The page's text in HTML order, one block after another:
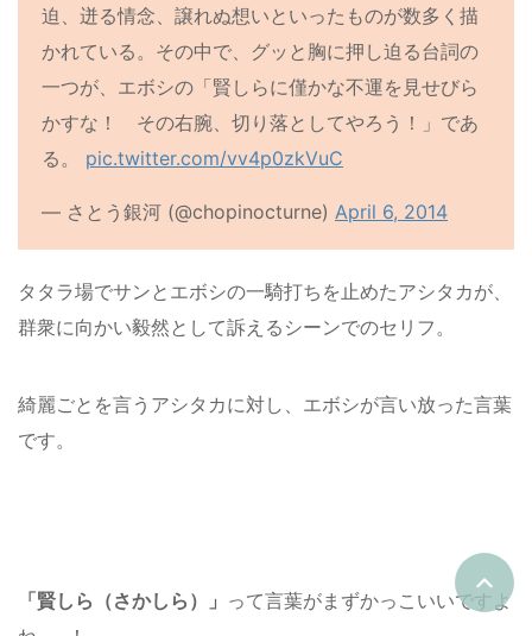
迫、迸る情念、譲れぬ想いといったものが数多く描
かれている。その中で、グッと胸に押し迫る台詞の
一つが、エボシの「賢しらに僅かな不運を見せびら
かすな！ その右腕、切り落としてやろう！」であ
る。 pic.twitter.com/vv4p0zkVuC
— さとう銀河 (@chopinocturne) April 6, 2014
タタラ場でサンとエボシの一騎打ちを止めたアシタカが、
群衆に向かい毅然として訴えるシーンでのセリフ。
綺麗ごとを言うアシタカに対し、エボシが言い放った言葉
です。
「賢しら（さかしら）」 って言葉がまずかっこいいですよ